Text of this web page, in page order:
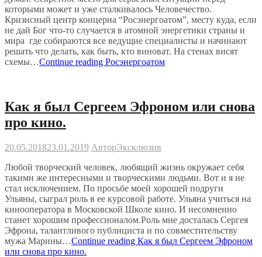
которыми может и уже сталкивалось Человечество.
Кризисный центр концерна “Росэнергоатом”, месту куда, если
не дай Бог что-то случается в атомной энергетики страны и
мира где собираются все ведущие специалисты и начинают
решать что делать, как быть, кто виноват. На стенах висят
схемы…Continue reading Росэнергоатом
Как я был Сергеем Эфроном или снова
про кино.
20.05.201823.01.2019 АвторЭксклюзив
Любой творческий человек, любящий жизнь окружает себя
такими же интересными и творческими людьми. Вот и я не
стал исключением. По просьбе моей хорошей подруги
Ульяны, сыграл роль в ее курсовой работе. Ульяна учиться на
кинооператора в Московской Школе кино. И несомненно
станет хорошим профессионалом.Роль мне досталась Сергея
Эфрона, талантливого публициста и по совместительству
мужа Марины…Continue reading Как я был Сергеем Эфроном
или снова про кино.